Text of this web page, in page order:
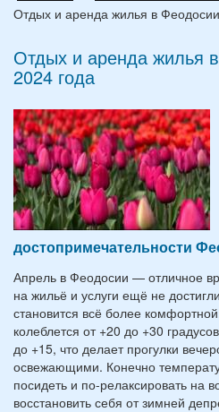
Отдых и аренда жилья в
Отдых и аренда жилья
2024 года
достопримечательности
Апрель в Феодосии — отличное
на жильё и услуги ещё не
становится всё более
колеблется от +20 до +30
до +15, что делает прогулки
освежающими. Конечно
посидеть и по-релаксировать на
восстановить себя от зимней